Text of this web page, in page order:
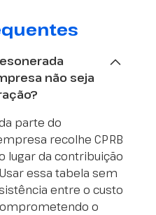
não seja
parte do
recolhe CPRB
lugar da contribuição
essa tabela sem
entre o custo
o